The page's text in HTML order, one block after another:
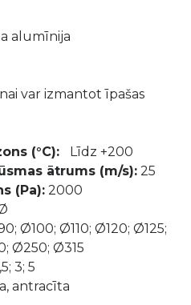
alumīnija
var izmantot īpašas
(°C):
Līdz +200
ātrums (m/s): 25
(Pa): 2000
Ø100; Ø110; Ø120; Ø125;
Ø250; Ø315
3; 5
antracīta